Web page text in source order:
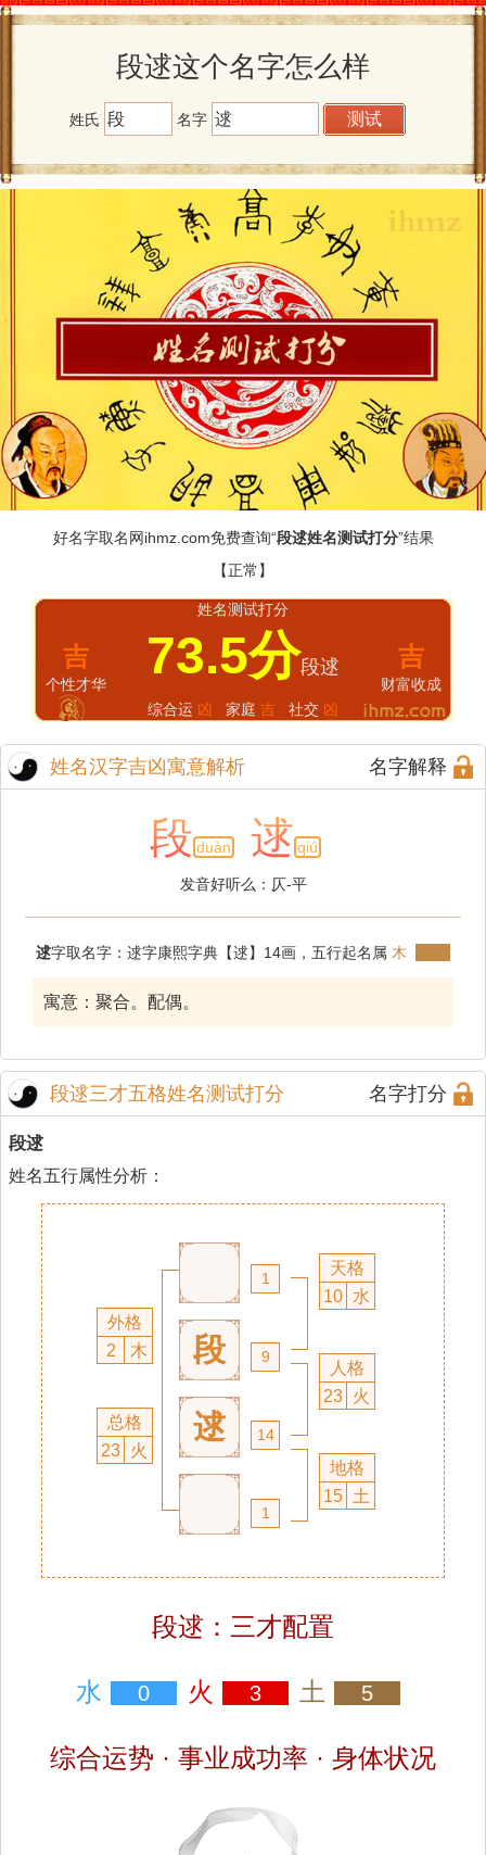
段逑这个名字怎么样
姓氏 名字
好名字取名网ihmz.com免费查询“段逑姓名测试打分”结果
【正常】
吉
个性才华
姓名测试打分
73.5分段逑
综合运 凶 家庭 吉 社交 凶
吉
财富收成
姓名汉字吉凶寓意解析 名字解释
段 duàn 逑 qiú
发音好听么：仄-平
逑字取名字：逑字康熙字典【逑】14画，五行起名属 木
寓意：聚合。配偶。
段逑三才五格姓名测试打分 名字打分
段逑
姓名五行属性分析：
外格
2
木
总格
23 火
段
逑
1
9
14
1
天格
10 水
人格
23 火
地格
15 土
段逑：三才配置
水 0 火 3 土 5
综合运势 · 事业成功率 · 身体状况